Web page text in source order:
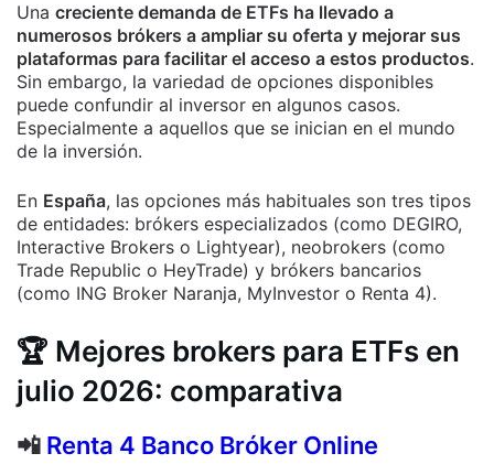
Una creciente demanda de ETFs ha llevado a
numerosos brókers a ampliar su oferta y mejorar sus
plataformas para facilitar el acceso a estos productos.
Sin embargo, la variedad de opciones disponibles
puede confundir al inversor en algunos casos.
Especialmente a aquellos que se inician en el mundo
de la inversión.
En España, las opciones más habituales son tres tipos
de entidades: brókers especializados (como DEGIRO,
Interactive Brokers o Lightyear), neobrokers (como
Trade Republic o HeyTrade) y brókers bancarios
(como ING Broker Naranja, MyInvestor o Renta 4).
🏆 Mejores brokers para ETFs en
julio 2026: comparativa
📲 Renta 4 Banco Bróker Online